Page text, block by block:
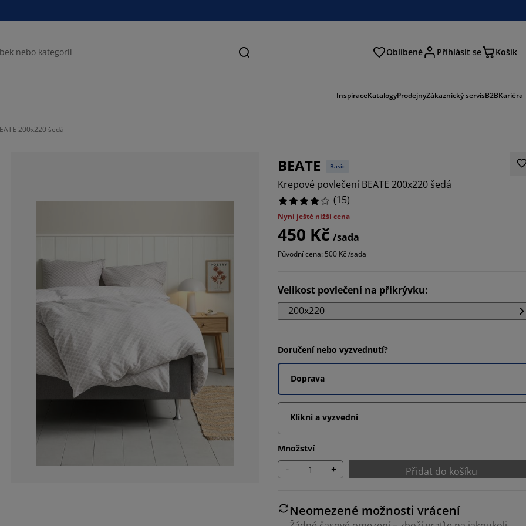
Hledat Oblíbené Přihlásit se Košík
InspiraceKatalogyProdejnyZákaznický servisB2BKariéra
200x220 šedá
BEATE Basic
Krepové povlečení BEATE 200x220 šedá
(15)
Nyní ještě nižší cena
450 Kč /sada
Původní cena: 500 Kč /sada
Velikost povlečení na přikrývku:
200x220
Doručení nebo vyzvednutí?
Doprava
Klikni a vyzvedni
Množství
- + Přidat do košíku
Neomezené možnosti vrácení
66.66666666666666%
13.333333333333334%
13.333333333333334%